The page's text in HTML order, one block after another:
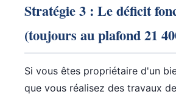
Stratégie 3 : Le déficit
(toujours au plafond 21
Si vous êtes propriétaire d'un
que vous réalisez des travaux